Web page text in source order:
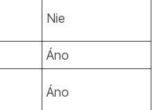
Nie
Áno
Áno